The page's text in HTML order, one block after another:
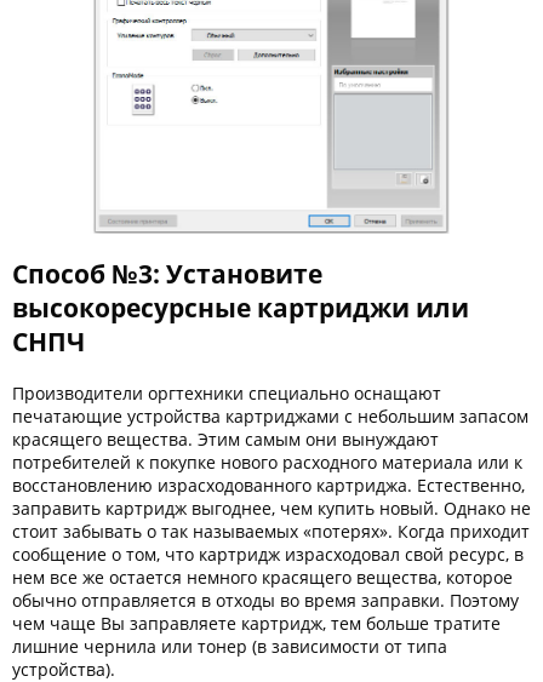
Способ №3: Установите
высокоресурсные картриджи или
СНПЧ
Производители оргтехники специально оснащают
печатающие устройства картриджами с небольшим запасом
красящего вещества. Этим самым они вынуждают
потребителей к покупке нового расходного материала или к
восстановлению израсходованного картриджа. Естественно,
заправить картридж выгоднее, чем купить новый. Однако не
стоит забывать о так называемых «потерях». Когда приходит
сообщение о том, что картридж израсходовал свой ресурс, в
нем все же остается немного красящего вещества, которое
обычно отправляется в отходы во время заправки. Поэтому
чем чаще Вы заправляете картридж, тем больше тратите
лишние чернила или тонер (в зависимости от типа
устройства).